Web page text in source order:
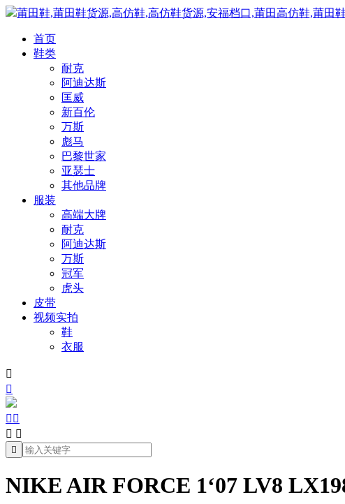
莆田鞋,莆田鞋货源,高仿鞋,高仿鞋货源,安福档口,莆田高仿鞋,莆田
首页
鞋类
耐克
阿迪达斯
匡威
新百伦
万斯
彪马
巴黎世家
亚瑟士
其他品牌
服装
高端大牌
耐克
阿迪达斯
万斯
冠军
虎头
皮带
视频实拍
鞋
衣服


 
 

NIKE AIR FORCE 1‘07 LV8